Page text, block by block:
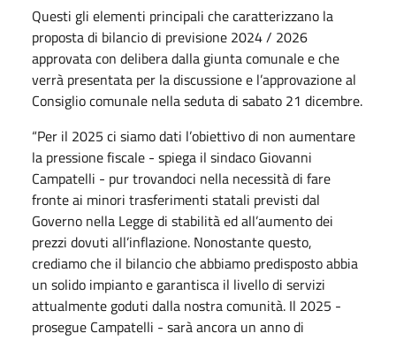
Questi gli elementi principali che caratterizzano la
proposta di bilancio di previsione 2024 / 2026
approvata con delibera dalla giunta comunale e che
verrà presentata per la discussione e l’approvazione al
Consiglio comunale nella seduta di sabato 21 dicembre.
“Per il 2025 ci siamo dati l’obiettivo di non aumentare
la pressione fiscale - spiega il sindaco Giovanni
Campatelli - pur trovandoci nella necessità di fare
fronte ai minori trasferimenti statali previsti dal
Governo nella Legge di stabilità ed all’aumento dei
prezzi dovuti all’inflazione. Nonostante questo,
crediamo che il bilancio che abbiamo predisposto abbia
un solido impianto e garantisca il livello di servizi
attualmente goduti dalla nostra comunità. Il 2025 -
prosegue Campatelli - sarà ancora un anno di